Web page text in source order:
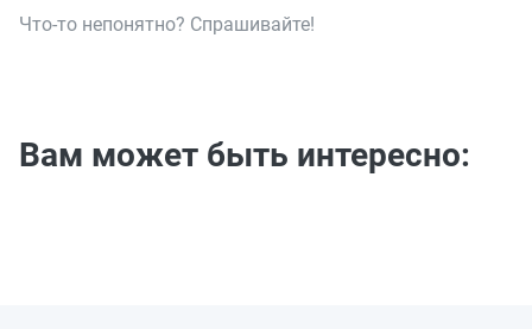
Что-то непонятно? Спрашивайте!
Вам может быть интересно: